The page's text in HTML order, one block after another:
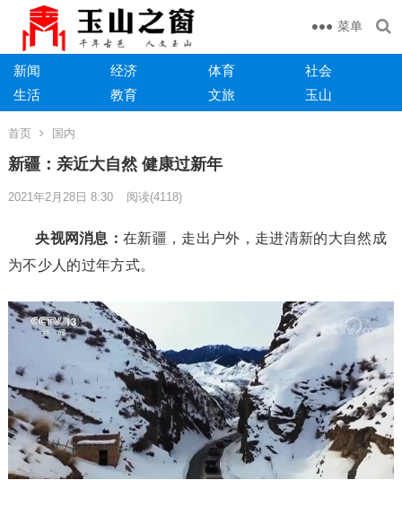
菜单
新闻 经济 体育
社会
生活
教育 文旅 玉山
首页 国内
新疆：亲近大自然 健康过新年
2021年2月28日 8:30 阅读(4118)
央视网消息：在新疆，走出户外，走进清新的大自然成
为不少人的过年方式。